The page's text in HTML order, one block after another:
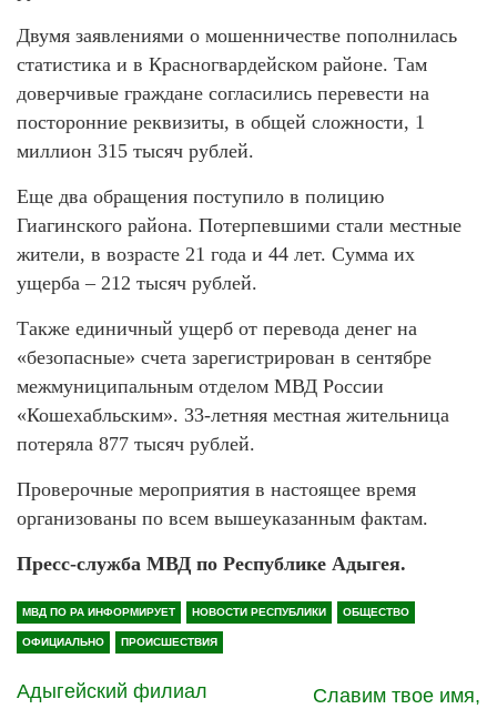
Двумя заявлениями о мошенничестве пополнилась
статистика и в Красногвардейском районе. Там
доверчивые граждане согласились перевести на
посторонние реквизиты, в общей сложности, 1
миллион 315 тысяч рублей.
Еще два обращения поступило в полицию
Гиагинского района. Потерпевшими стали местные
жители, в возрасте 21 года и 44 лет. Сумма их
ущерба – 212 тысяч рублей.
Также единичный ущерб от перевода денег на
«безопасные» счета зарегистрирован в сентябре
межмуниципальным отделом МВД России
«Кошехабльским». 33-летняя местная жительница
потеряла 877 тысяч рублей.
Проверочные мероприятия в настоящее время
организованы по всем вышеуказанным фактам.
Пресс-служба МВД по Республике Адыгея.
МВД ПО РА ИНФОРМИРУЕТ НОВОСТИ РЕСПУБЛИКИ ОБЩЕСТВО
ОФИЦИАЛЬНО ПРОИСШЕСТВИЯ
Адыгейский филиал
Славим твое имя,